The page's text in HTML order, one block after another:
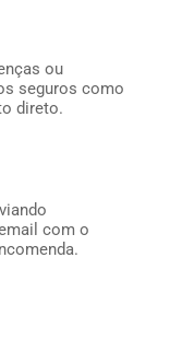
ou
seguros como
direto.
com o